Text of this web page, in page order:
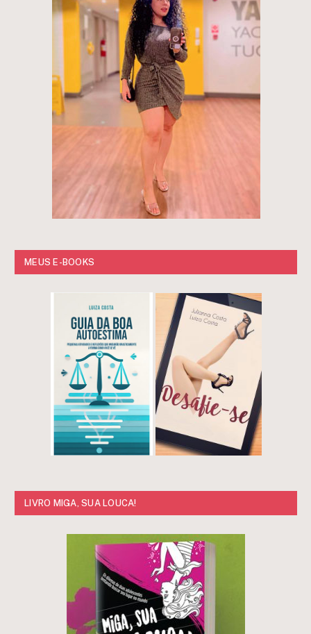
MEUS E-BOOKS
LIVRO MIGA, SUA LOUCA!